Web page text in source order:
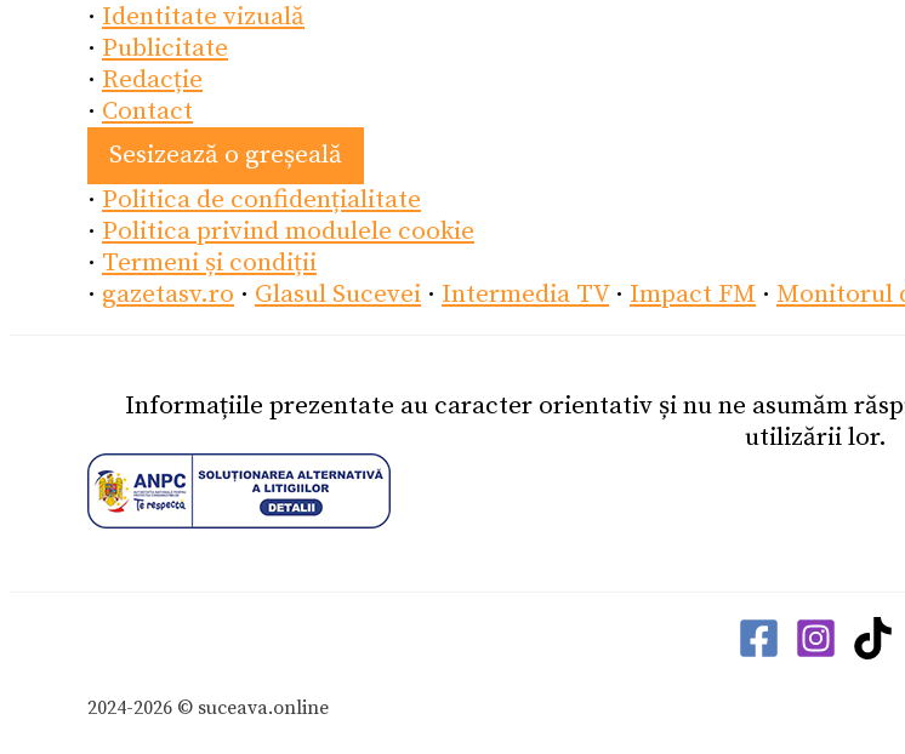
· Identitate vizuală
· Publicitate
· Redacție
· Contact
Sesizează o greșeală
· Politica de confidențialitate
· Politica privind modulele cookie
· Termeni și condiții
· gazetasv.ro · Glasul Sucevei · Intermedia TV· Impact FM · Monitorul
Informațiile prezentate au caracter orientativ și nu ne asumăm
utilizării lor.
2024-2026 © suceava.online